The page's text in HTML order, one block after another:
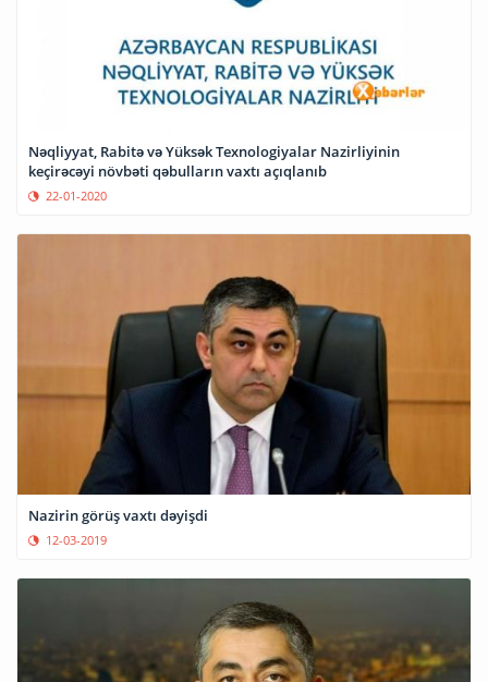
Nəqliyyat, Rabitə və Yüksək Texnologiyalar Nazirliyinin
keçirəcəyi növbəti qəbulların vaxtı açıqlanıb
22-01-2020
Nazirin görüş vaxtı dəyişdi
12-03-2019